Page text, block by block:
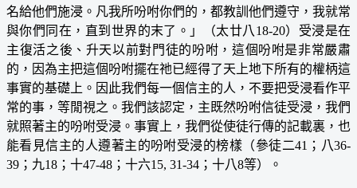
名給他們施浸。凡我所吩咐你們的，都教訓他們遵守，我就常
與你們同在，直到世界的末了。」（太廿八18-20）受浸是在
主復活之後、升天以前對門徒的吩咐，這個吩咐是非常嚴肅
的，因為主把這個吩咐擺在祂已經得了天上地下所有的權柄這
事實的基礎上。因此我們每一個信主的人，不要把受浸看作平
常的事，等閒視之。我們該認定，主既然吩咐信徒受浸，我們
就照著主的吩咐受浸。事實上，我們從使徒行傳的記載裏，也
能看見信主的人遵著主的吩咐受浸的榜樣（參徒二41；八36-
39；九18；十47-48；十六15, 31-34；十八8等）。